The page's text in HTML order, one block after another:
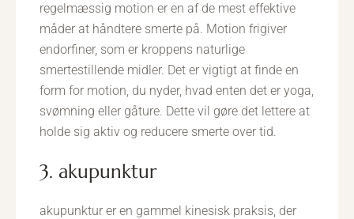
regelmæssig motion er en af de mest effektive
måder at håndtere smerte på. Motion frigiver
endorfiner, som er kroppens naturlige
smertestillende midler. Det er vigtigt at finde en
form for motion, du nyder, hvad enten det er yoga,
svømning eller gåture. Dette vil gøre det lettere at
holde sig aktiv og reducere smerte over tid.
3. akupunktur
akupunktur er en gammel kinesisk praksis, der